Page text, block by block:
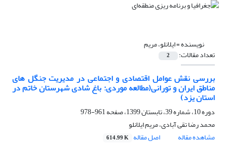
نویسنده =ایلانلو، مریم
تعداد مقالات: 2
بررسی نقش عوامل اقتصادی و اجتماعی در مدیریت جنگل های
مناطق ایران و تورانی(مطالعه موردی: باغ شادی شهرستان خاتم در
استان یزد)
دوره 10، شماره 39، تابستان 1399، صفحه
961-978
محمد رضا تقی آبادی، مریم ایلانلو
مشاهده مقاله
اصل مقاله 614.99 K